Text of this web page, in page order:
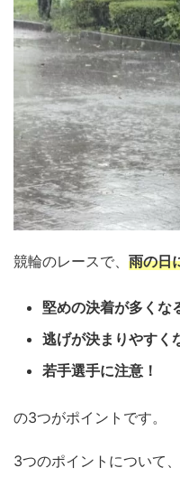
競輪のレースで、 雨の日
堅めの決着が多くな
逃げが決まりやすく
若手選手に注意！
の3つがポイントです。
3つのポイントについて